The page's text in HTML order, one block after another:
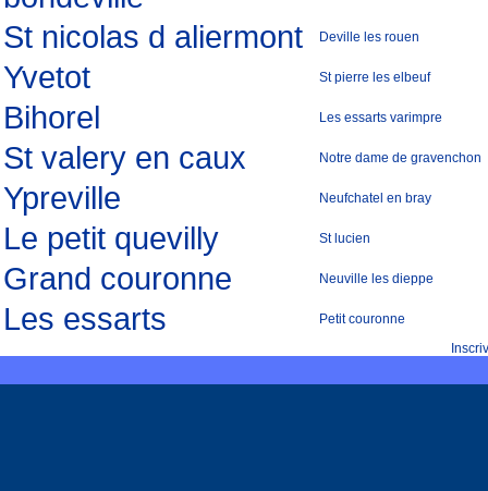
St nicolas d aliermont
Deville les rouen
Yvetot St pierre les elbeuf
Bihorel Les essarts varimpre
St valery en caux Notre dame de gravenchon
Ypreville Neufchatel en bray
Le petit quevilly St lucien
Grand couronne Neuville les dieppe
Les essarts
Petit couronne